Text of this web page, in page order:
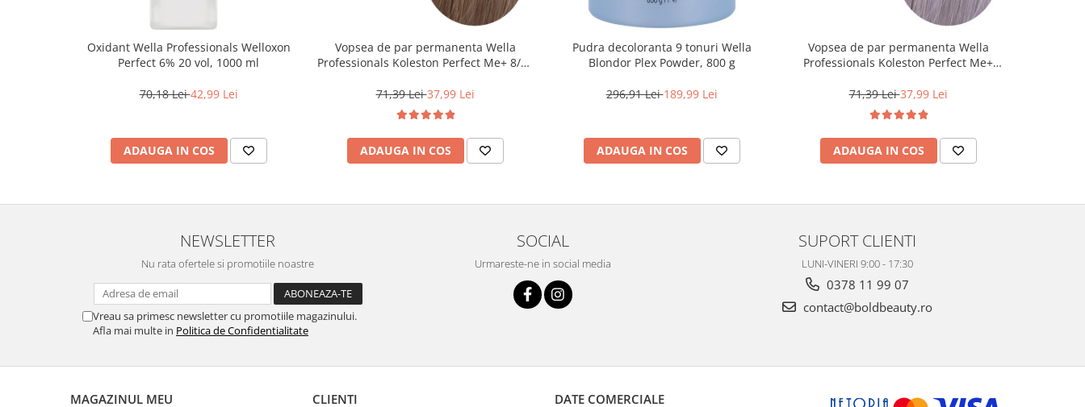
Oxidant Wella Professionals Welloxon
Perfect 6% 20 vol, 1000 ml
70,18 Lei42,99 Lei
ADAUGA IN COS
Vopsea de par permanenta Wella
Professionals Koleston Perfect Me+ 8/0 ,
71,39 Lei37,99 Lei
ADAUGA IN COS
Pudra decoloranta 9 tonuri Wella
Blondor Plex Powder, 800 g
296,91 Lei189,99 Lei
ADAUGA IN COS
Vopsea de par permanenta Wella
Professionals Koleston Perfect Me+
60 ml
71,39 Lei37,99 Lei
ADAUGA IN COS
NEWSLETTER
Nu rata ofertele si promotiile noastre
Vreau sa primesc newsletter cu promotiile magazinului.
Afla mai multe in Politica de Confidentialitate
SOCIAL
Urmareste-ne in social media
SUPORT CLIENTI
LUNI-VINERI 9:00 - 17:30
0378 11 99 07
contact@boldbeauty.ro
MAGAZINUL MEU CLIENTI DATE COMERCIALE